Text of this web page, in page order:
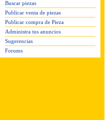
Buscar piezas
Publicar venta de piezas
Publicar compra de Pieza
Administra tus anuncios
Sugerencias
Forums